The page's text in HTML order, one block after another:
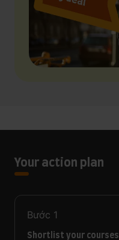
Your action plan
Bước 1
Shortlist your courses